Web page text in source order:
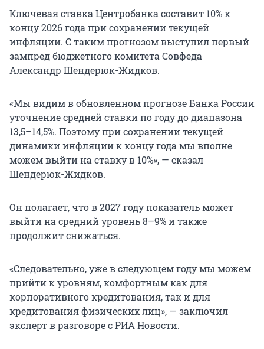
Ключевая ставка Центробанка составит 10% к
концу 2026 года при сохранении текущей
инфляции. С таким прогнозом выступил первый
зампред бюджетного комитета Совфеда
Александр Шендерюк-Жидков.
«Мы видим в обновленном прогнозе Банка России
уточнение средней ставки по году до диапазона
13,5–14,5%. Поэтому при сохранении текущей
динамики инфляции к концу года мы вполне
можем выйти на ставку в 10%», — сказал
Шендерюк-Жидков.
Он полагает, что в 2027 году показатель может
выйти на средний уровень 8–9% и также
продолжит снижаться.
«Следовательно, уже в следующем году мы можем
прийти к уровням, комфортным как для
корпоративного кредитования, так и для
кредитования физических лиц», — заключил
эксперт в разговоре с РИА Новости.